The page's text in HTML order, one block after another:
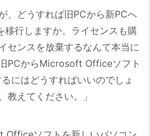
、どうすれば旧PCから新PCへ
行しますか。ライセンスも購
センスを放棄するなんて本当に
PCからMicrosoft Officeソフト
にはどうすればいいのでしょ
教えてください。」